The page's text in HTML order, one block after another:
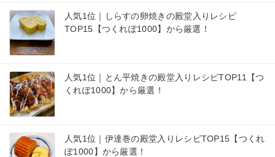
人気1位｜しらすの卵焼きの殿堂入りレシピ
TOP15【つくれぽ1000】から厳選！
人気1位｜とん平焼きの殿堂入りレシピTOP11【つ
くれぽ1000】から厳選！
人気1位｜伊達巻の殿堂入りレシピTOP15【つくれ
ぽ1000】から厳選！